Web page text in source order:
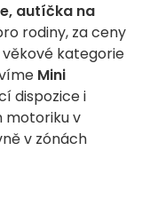
autíčka na
rodiny, za ceny
kategorie
Mini
dispozice i
motoriku v
v zónách